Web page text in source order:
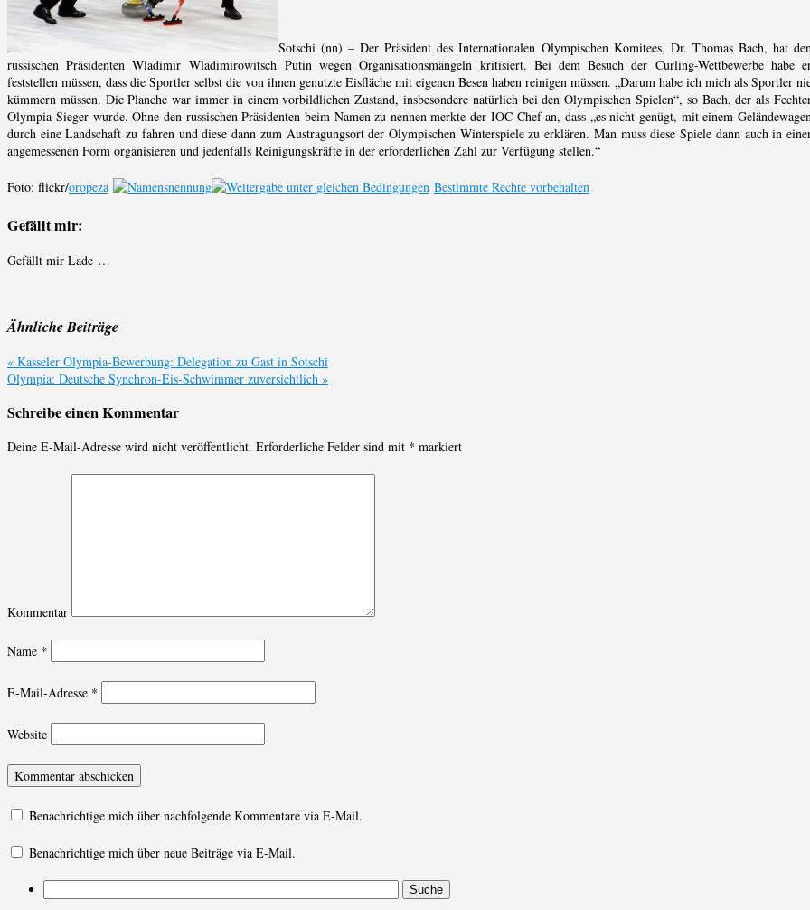
Sotschi (nn) – Der Präsident des Internationalen Olympischen Komitees, Dr. Thomas Bach, hat
russischen Präsidenten Wladimir Wladimirowitsch Putin wegen Organisationsmängeln kritisiert. Bei dem Besuch der Curling-Wettbewerbe habe
feststellen müssen, dass die Sportler selbst die von ihnen genutzte Eisfläche mit eigenen Besen haben reinigen müssen. „Darum habe ich mich als Sportler
kümmern müssen. Die Planche war immer in einem vorbildlichen Zustand, insbesondere natürlich bei den Olympischen Spielen“, so Bach, der als
Olympia-Sieger wurde. Ohne den russischen Präsidenten beim Namen zu nennen merkte der IOC-Chef an, dass „es nicht genügt, mit einem
durch eine Landschaft zu fahren und diese dann zum Austragungsort der Olympischen Winterspiele zu erklären. Man muss diese Spiele dann auch in
angemessenen Form organisieren und jedenfalls Reinigungskräfte in der erforderlichen Zahl zur Verfügung stellen.“
Foto: flickr/oropeza Bestimmte Rechte vorbehalten
Gefällt mir:
Gefällt mir Lade …
Ähnliche Beiträge
« Kasseler Olympia-Bewerbung: Delegation zu Gast in Sotschi
Olympia: Deutsche Synchron-Eis-Schwimmer zuversichtlich »
Schreibe einen Kommentar
Deine E-Mail-Adresse wird nicht veröffentlicht. Erforderliche Felder sind mit * markiert
Kommentar
Name *
E-Mail-Adresse *
Website
Benachrichtige mich über nachfolgende Kommentare via E-Mail.
Benachrichtige mich über neue Beiträge via E-Mail.